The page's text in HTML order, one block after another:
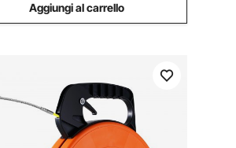
Aggiungi al carrello